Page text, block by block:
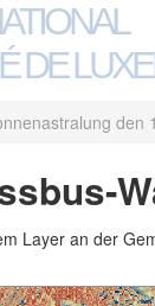
DE
den
Layer an der